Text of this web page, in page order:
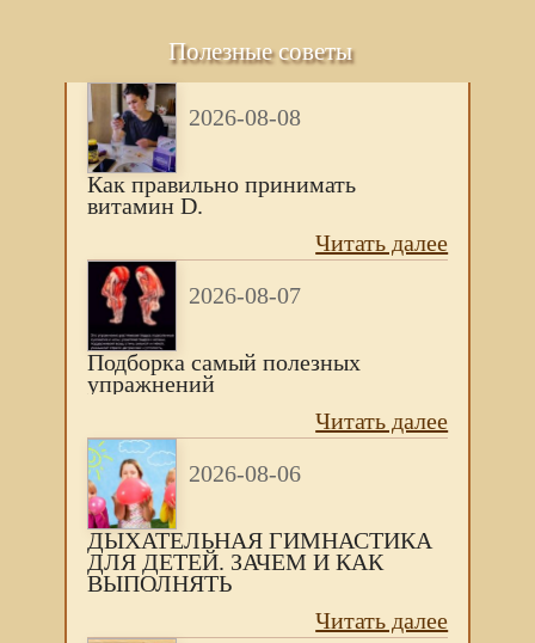
Полезные советы
2026-08-08
Как правильно принимать
витамин D.
Читать далее
2026-08-07
Подборка самый полезных
упражнений
Читать далее
2026-08-06
ДЫХАТЕЛЬНАЯ ГИМНАСТИКА
ДЛЯ ДЕТЕЙ. ЗАЧЕМ И КАК
ВЫПОЛНЯТЬ
Читать далее